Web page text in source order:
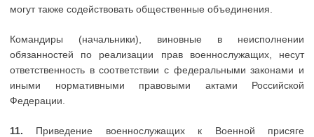
могут также содействовать общественные объединения.
Командиры (начальники), виновные в неисполнении
обязанностей по реализации прав военнослужащих, несут
ответственность в соответствии с федеральными законами и
иными нормативными правовыми актами Российской
Федерации.
11. Приведение военнослужащих к Военной присяге